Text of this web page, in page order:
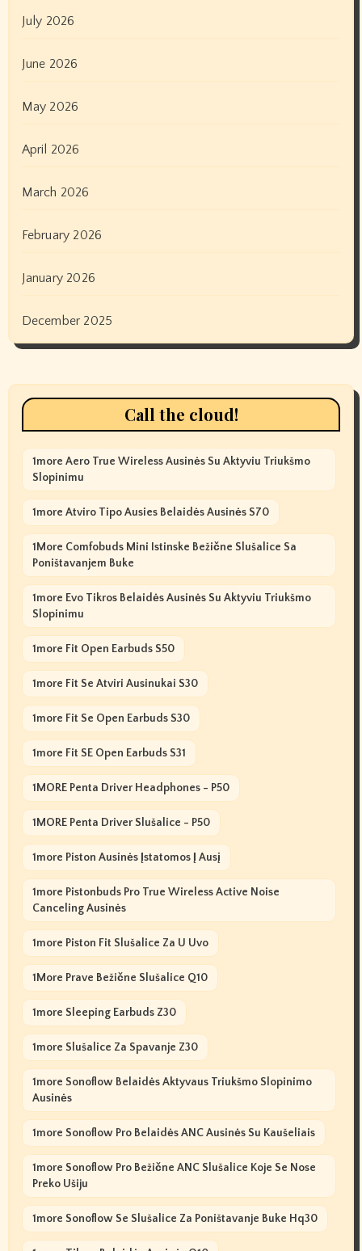
July 2026
June 2026
May 2026
April 2026
March 2026
February 2026
January 2026
December 2025
Call the cloud!
1more Aero True Wireless Ausinės Su Aktyviu Triukšmo
Slopinimu
1more Atviro Tipo Ausies Belaidės Ausinės S70
1More Comfobuds Mini Istinske Bežične Slušalice Sa
Poništavanjem Buke
1more Evo Tikros Belaidės Ausinės Su Aktyviu Triukšmo
Slopinimu
1more Fit Open Earbuds S50
1more Fit Se Atviri Ausinukai S30
1more Fit Se Open Earbuds S30
1more Fit SE Open Earbuds S31
1MORE Penta Driver Headphones - P50
1MORE Penta Driver Slušalice - P50
1more Piston Ausinės Įstatomos Į Ausį
1more Pistonbuds Pro True Wireless Active Noise
Canceling Ausinės
1more Piston Fit Slušalice Za U Uvo
1More Prave Bežične Slušalice Q10
1more Sleeping Earbuds Z30
1more Slušalice Za Spavanje Z30
1more Sonoflow Belaidės Aktyvaus Triukšmo Slopinimo
Ausinės
1more Sonoflow Pro Belaidės ANC Ausinės Su Kaušeliais
1more Sonoflow Pro Bežične ANC Slušalice Koje Se Nose
Preko Ušiju
1more Sonoflow Se Slušalice Za Poništavanje Buke Hq30